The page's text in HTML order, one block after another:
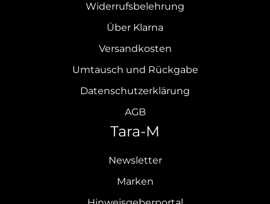
Widerrufsbelehrung
Über Klarna
Versandkosten
Umtausch und Rückgabe
Datenschutzerklärung
AGB
Tara-M
Newsletter
Marken